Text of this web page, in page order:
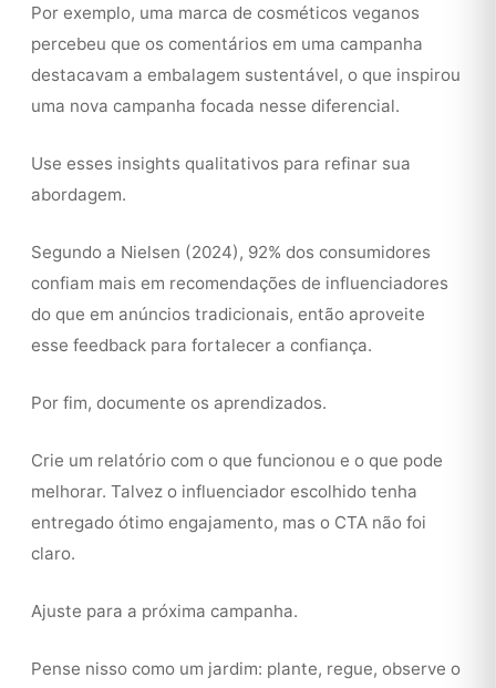
Por exemplo, uma marca de cosméticos veganos
percebeu que os comentários em uma campanha
destacavam a embalagem sustentável, o que inspirou
uma nova campanha focada nesse diferencial.
Use esses insights qualitativos para refinar sua
abordagem.
Segundo a Nielsen (2024), 92% dos consumidores
confiam mais em recomendações de influenciadores
do que em anúncios tradicionais, então aproveite
esse feedback para fortalecer a confiança.
Por fim, documente os aprendizados.
Crie um relatório com o que funcionou e o que pode
melhorar. Talvez o influenciador escolhido tenha
entregado ótimo engajamento, mas o CTA não foi
claro.
Ajuste para a próxima campanha.
Pense nisso como um jardim: plante, regue, observe o